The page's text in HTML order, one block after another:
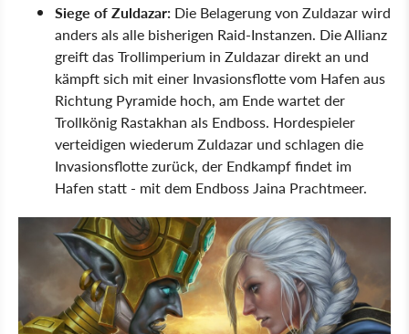
Siege of Zuldazar: Die Belagerung von Zuldazar wird
anders als alle bisherigen Raid-Instanzen. Die Allianz
greift das Trollimperium in Zuldazar direkt an und
kämpft sich mit einer Invasionsflotte vom Hafen aus
Richtung Pyramide hoch, am Ende wartet der
Trollkönig Rastakhan als Endboss. Hordespieler
verteidigen wiederum Zuldazar und schlagen die
Invasionsflotte zurück, der Endkampf findet im
Hafen statt - mit dem Endboss Jaina Prachtmeer.